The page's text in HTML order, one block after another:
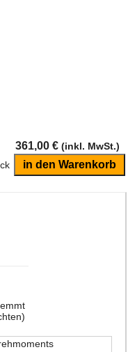
361,00 € (inkl. MwSt.)